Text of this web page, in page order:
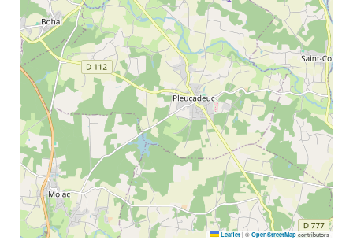
Leaflet |© OpenStreetMap contributors